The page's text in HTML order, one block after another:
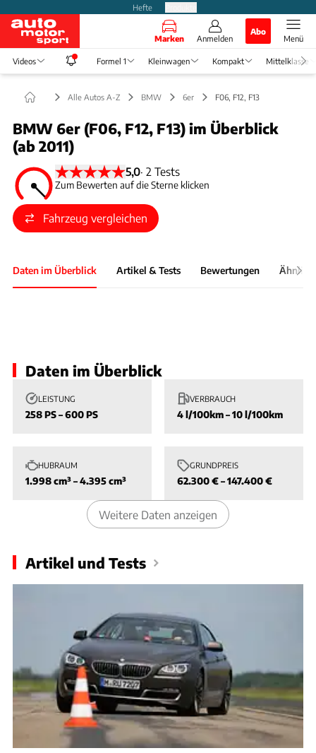
Hefte
Marken Anmelden
Abo
Menü
Videos Formel 1 Kleinwagen Kompakt Mittelklasse
Alle Autos A-Z BMW 6er F06, F12, F13
BMW 6er (F06, F12, F13) im Überblick
(ab 2011)
5,0· 2 Tests
Zum Bewerten auf die Sterne klicken
Fahrzeug vergleichen
Daten im Überblick Artikel & Tests Bewertungen
Daten im Überblick
LEISTUNG
258 PS – 600 PS
VERBRAUCH
4 l/100km – 10 l/100km
HUBRAUM
1.998 cm³ – 4.395 cm³
GRUNDPREIS
62.300 € – 147.400 €
Weitere Daten anzeigen
Artikel und Tests